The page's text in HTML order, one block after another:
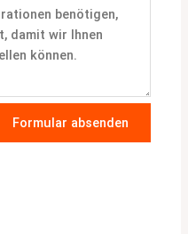
Formular absenden